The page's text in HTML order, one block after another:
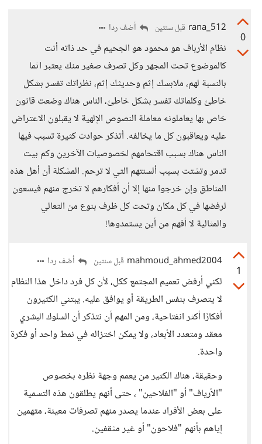
0
rana_512 قبل سنتين أضف ردا
نظام الأرباف هو محمود هو الجحيم في حد ذاته أنت
كالموضوع تحت المجهر وكل تصرف صغير منك يعتبر اثما
بالنسبة لهم، ملابسك إثم وحديثك إثم، نظراتك تفسر بشكل
خاطئ وكلماتك تفسر بشكل خاطئ، الناس هناك وضعت قانون
خاص بها يعاملونه معاملة النصوص الإلهية لا يقبلون الاعتراض
عليه ويعاقبون كل ما يخالفه. أتذكر حوادث كثيرة تسبب فيها
الناس هناك بسبب اقتحامهم لخصوصيات الآخرين وكم بيت
تدمر وتشتت بسبب ألسنتهم التي لا ترحم. المشكلة أن أهل هذه
المناطق وإن خرجوا منها إلا أن أفكارهم لا تخرج منهم فيسعون
لرفضها في كل مكان وتحت كل ظرف بنوع من التعالي
والمثالية لا أفهم من أين يستمدوها!
1
mahmoud_ahmed2004 قبل سنتين أضف ردا
لكني أرفض تعميم المجتمع ككل، لأن كل فرد داخل هذا النظام
لا يتصرف بنفس الطريقة أو يوافق عليه. يبتني الكثيرون
أفكارًا أكثر انفتاحية، ومن المهم أن نتذكر أن السلوك البشري
معقد ومتعدد الأبعاد، ولا يمكن اختزاله في نمط واحد أو فكرة
واحدة.
وحقيقة، هناك الكثير من يعمم وجهة نظره بخصوص
"الأرياف" أو "الفلاحين" ، حتى أنهم يطلقون هذه التسمية
على بعض الأفراد عندما يصدر منهم تصرفات معينة، متهمين
إياهم بأنهم "فلاحون" أو غير مثقفين.